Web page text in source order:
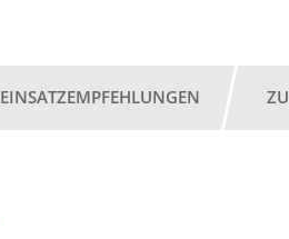
EINSATZEMPFEHLUNGEN